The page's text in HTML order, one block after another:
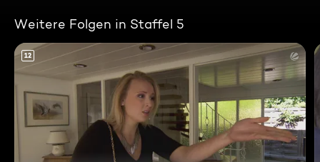
Weitere Folgen in Staffel 5
12